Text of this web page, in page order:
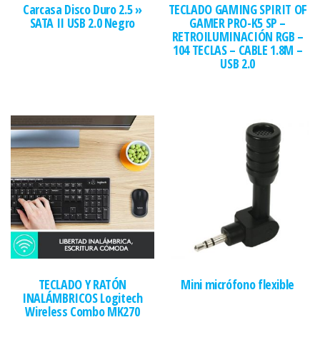
Carcasa Disco Duro 2.5 »
SATA II USB 2.0 Negro
TECLADO GAMING SPIRIT OF
GAMER PRO-K5 SP –
RETROILUMINACIÓN RGB –
104 TECLAS – CABLE 1.8M –
USB 2.0
TECLADO Y RATÓN
INALÁMBRICOS Logitech
Wireless Combo MK270
Mini micrófono flexible